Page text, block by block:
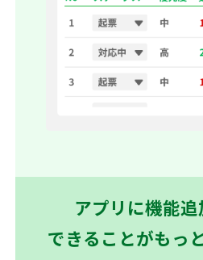
アプリに機能追
できることがもっ